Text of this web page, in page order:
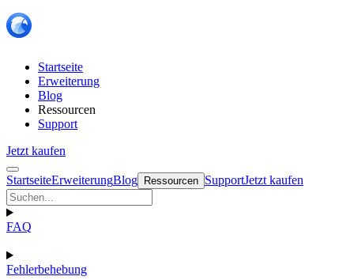
Startseite
Erweiterung
Blog
Ressourcen
Support
Jetzt kaufen
StartseiteErweiterungBlog Ressourcen SupportJetzt kaufen
FAQ
Fehlerbehebung